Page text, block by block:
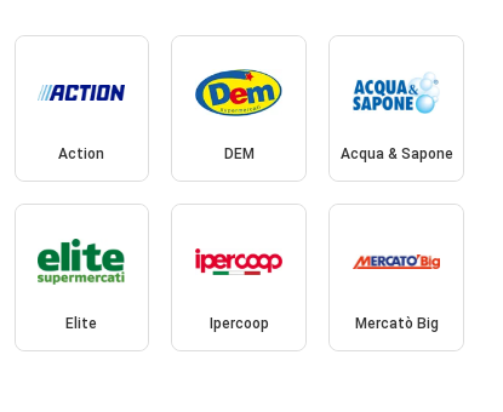
Action DEM Acqua & Sapone
Elite Ipercoop Mercatò Big